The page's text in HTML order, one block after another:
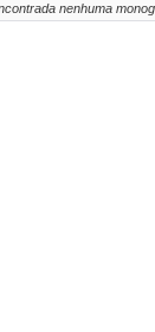
nenhuma